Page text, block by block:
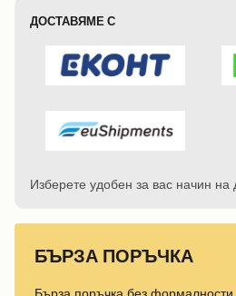
ДОСТАВЯМЕ С
Изберете удобен за вас начин на
БЪРЗА ПОРЪЧКА